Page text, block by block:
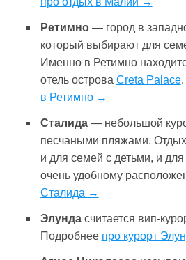
Ретимно— город в
который выбирают для
Именно в Ретимно
отель острова Creta Palace.
в Ретимно →
Сталида— небольшой
песчаными пляжами.
и для семей с детьми, и
очень удобному
Сталида →
Элундасчитается вип-
Подробнее про курорт